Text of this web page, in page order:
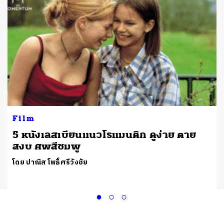
Film
5 หนังเลสเบียนแนวโรแมนติก ดูง่าย ตาย
สงบ ศพสีชมพู
โดย ปาณิส โพธิ์ศรีวังชัย